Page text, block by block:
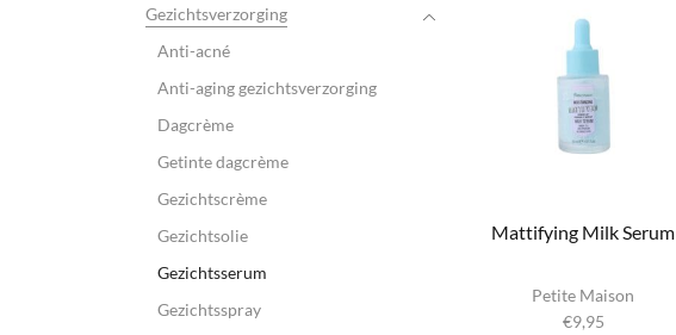
Mattifying Milk Serum
Petite Maison
€9,95
Gezichtsverzorging
Anti-acné
Anti-aging gezichtsverzorging
Dagcrème
Getinte dagcrème
Gezichtscrème
Gezichtsolie
Gezichtsserum
Gezichtsspray